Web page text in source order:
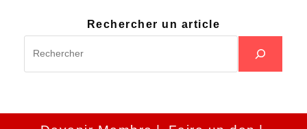
Rechercher un article